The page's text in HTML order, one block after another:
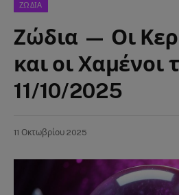
ΖΩΔΙΑ
Ζώδια — Οι
και οι Χαμένοι
11/10/2025
11 Οκτωβρίου 2025